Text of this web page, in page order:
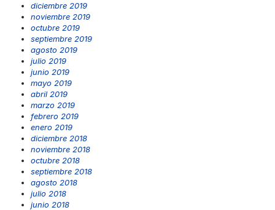
diciembre 2019
noviembre 2019
octubre 2019
septiembre 2019
agosto 2019
julio 2019
junio 2019
mayo 2019
abril 2019
marzo 2019
febrero 2019
enero 2019
diciembre 2018
noviembre 2018
octubre 2018
septiembre 2018
agosto 2018
julio 2018
junio 2018